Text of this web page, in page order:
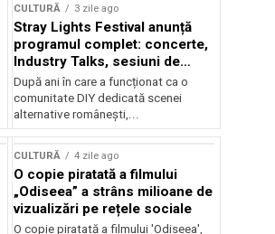
CULTURĂ 3 zile ago
Stray Lights Festival anunță
programul complet: concerte,
Industry Talks, sesiuni de
audiție și noi opțiuni de
participare pentru public
După ani în care a funcționat ca o
comunitate DIY dedicată scenei
alternative românești,...
CULTURĂ 4 zile ago
O copie piratată a filmului
„Odiseea” a strâns milioane de
vizualizări pe rețele sociale
O copie piratată a filmului 'Odiseea',